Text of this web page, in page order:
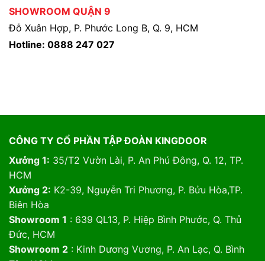
SHOWROOM QUẬN 9
Đỗ Xuân Hợp, P. Phước Long B, Q. 9, HCM
Hotline: 0888 247 027
CÔNG TY CỔ PHẦN TẬP ĐOÀN KINGDOOR
Xưởng 1: 35/T2 Vườn Lài, P. An Phú Đông, Q. 12, TP.
HCM
Xưởng 2: K2-39, Nguyễn Tri Phương, P. Bửu Hòa,TP.
Biên Hòa
Showroom 1 : 639 QL13, P. Hiệp Bình Phước, Q. Thủ
Đức, HCM
Showroom 2: Kinh Dương Vương, P. An Lạc, Q. Bình